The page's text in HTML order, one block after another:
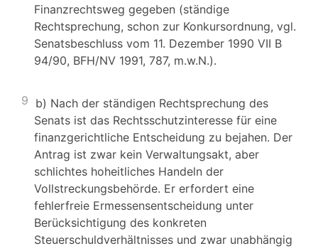
Finanzrechtsweg gegeben (ständige
Rechtsprechung, schon zur Konkursordnung, vgl.
Senatsbeschluss vom 11. Dezember 1990 VII B
94/90, BFH/NV 1991, 787, m.w.N.).
9 b) Nach der ständigen Rechtsprechung des
Senats ist das Rechtsschutzinteresse für eine
finanzgerichtliche Entscheidung zu bejahen. Der
Antrag ist zwar kein Verwaltungsakt, aber
schlichtes hoheitliches Handeln der
Vollstreckungsbehörde. Er erfordert eine
fehlerfreie Ermessensentscheidung unter
Berücksichtigung des konkreten
Steuerschuldverhältnisses und zwar unabhängig